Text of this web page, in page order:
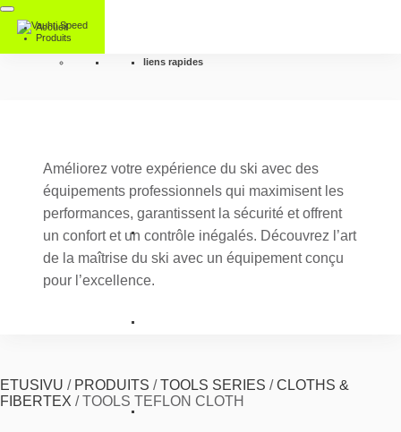
Accueil
Produits
liens rapides
Améliorez votre expérience du ski avec des
équipements professionnels qui maximisent les
performances, garantissent la sécurité et offrent
un confort et un contrôle inégalés. Découvrez l’art
de la maîtrise du ski avec un équipement conçu
pour l’excellence.
ETUSIVU / PRODUITS /TOOLS SERIES /CLOTHS &
FIBERTEX /TOOLS TEFLON CLOTH